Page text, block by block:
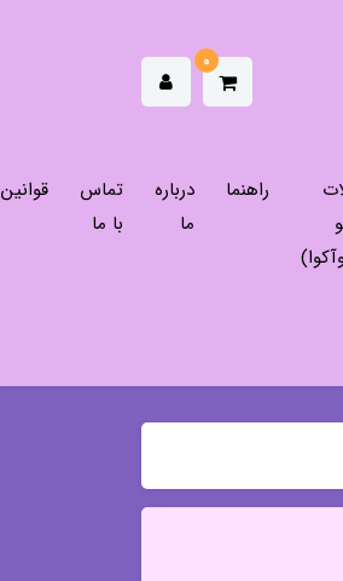
0
راهنما
درباره
ما
تماس
با ما
قوانین